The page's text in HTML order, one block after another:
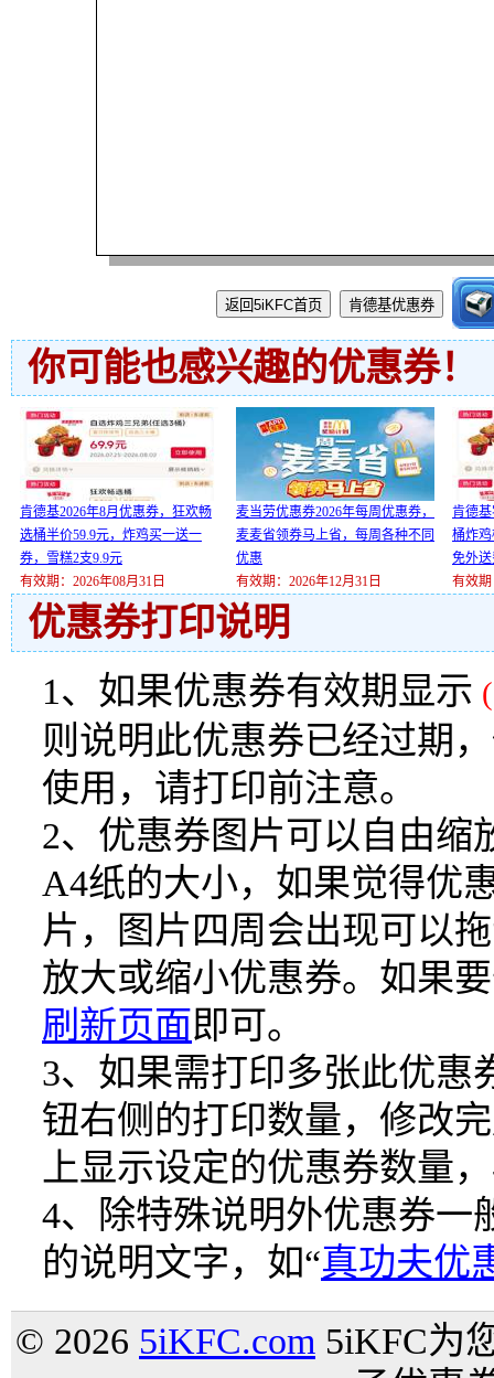
你可能也感兴趣的优惠券！
肯德基2026年8月优惠券，狂欢畅
选桶半价59.9元，炸鸡买一送一
券，雪糕2支9.9元
有效期：2026年08月31日
麦当劳优惠券2026年每周优惠券，
麦麦省领券马上省，每周各种不同
优惠
有效期：2026年12月31日
肯德基
桶炸
免外
有效期
优惠券打印说明
1、如果优惠券有效期显示
则说明此优惠券已经过期
使用，请打印前注意。
2、优惠券图片可以自由缩
A4纸的大小，如果觉得优
片，图片四周会出现可以
放大或缩小优惠券。如果
刷新页面即可。
3、如果需打印多张此优惠
钮右侧的打印数量，修改
上显示设定的优惠券数量
4、除特殊说明外优惠券一
的说明文字，如“真功夫优
© 2026 5iKFC.com 5iKFC为